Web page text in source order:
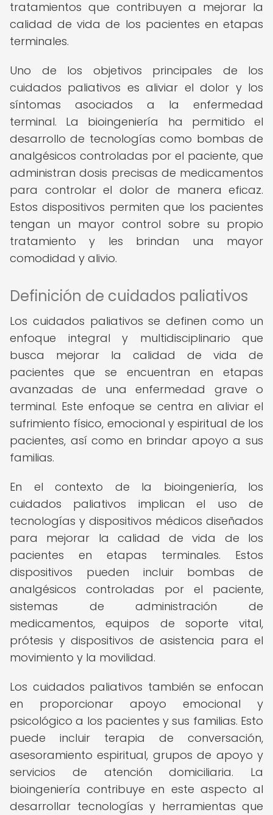
tratamientos que contribuyen a mejorar la
calidad de vida de los pacientes en etapas
terminales.
Uno de los objetivos principales de los
cuidados paliativos es aliviar el dolor y los
síntomas asociados a la enfermedad
terminal. La bioingeniería ha permitido el
desarrollo de tecnologías como bombas de
analgésicos controladas por el paciente, que
administran dosis precisas de medicamentos
para controlar el dolor de manera eficaz.
Estos dispositivos permiten que los pacientes
tengan un mayor control sobre su propio
tratamiento y les brindan una mayor
comodidad y alivio.
Definición de cuidados paliativos
Los cuidados paliativos se definen como un
enfoque integral y multidisciplinario que
busca mejorar la calidad de vida de
pacientes que se encuentran en etapas
avanzadas de una enfermedad grave o
terminal. Este enfoque se centra en aliviar el
sufrimiento físico, emocional y espiritual de los
pacientes, así como en brindar apoyo a sus
familias.
En el contexto de la bioingeniería, los
cuidados paliativos implican el uso de
tecnologías y dispositivos médicos diseñados
para mejorar la calidad de vida de los
pacientes en etapas terminales. Estos
dispositivos pueden incluir bombas de
analgésicos controladas por el paciente,
sistemas de administración de
medicamentos, equipos de soporte vital,
prótesis y dispositivos de asistencia para el
movimiento y la movilidad.
Los cuidados paliativos también se enfocan
en proporcionar apoyo emocional y
psicológico a los pacientes y sus familias. Esto
puede incluir terapia de conversación,
asesoramiento espiritual, grupos de apoyo y
servicios de atención domiciliaria. La
bioingeniería contribuye en este aspecto al
desarrollar tecnologías y herramientas que